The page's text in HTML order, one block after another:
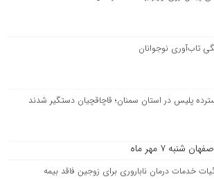
تاب‌آوری نوجوانان
پلیس در استان سمنان؛ قاچاقچیان دستگیر شدند
۷ مهر ماه
خدمات درمان ناباروری برای زوجین فاقد بیمه